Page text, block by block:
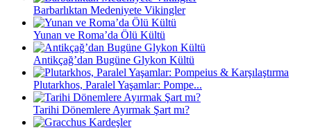
Barbarlıktan Medeniyete Vikingler
Yunan ve Roma’da Ölü Kültü
Antikçağ’dan Bugüne Glykon Kültü
Plutarkhos, Paralel Yaşamlar: Pompe...
Tarihi Dönemlere Ayırmak Şart mı?